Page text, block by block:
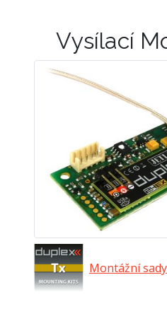
Vysílací
Montážní sady